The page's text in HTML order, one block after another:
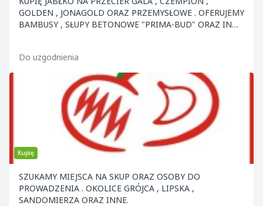
GOLDEN , JONAGOLD ORAZ PRZEMYSŁOWE . OFERUJEMY
BAMBUSY , SŁUPY BETONOWE "PRIMA-BUD" ORAZ INNE
Do uzgodnienia
Kupię
SZUKAMY MIEJSCA NA SKUP ORAZ OSOBY DO
PROWADZENIA . OKOLICE GRÓJCA , LIPSKA ,
SANDOMIERZA ORAZ INNE.